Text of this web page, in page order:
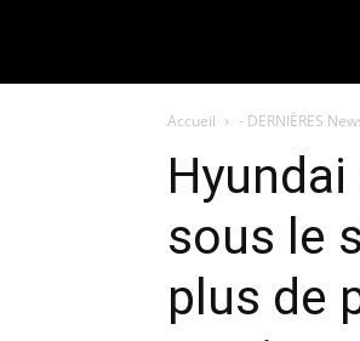
Accueil - DERNIÈRES
sous le
plus de